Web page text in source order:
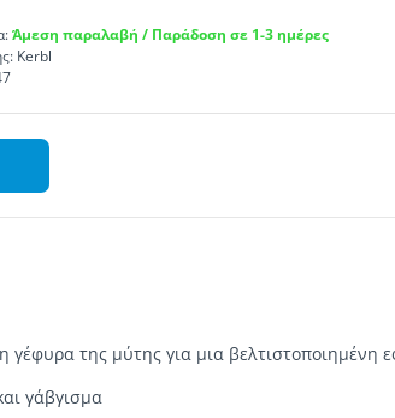
Άμεση παραλαβή / Παράδοση σε 1-3 ημέρες
Kerbl
γέφυρα της μύτης για μια βελτιστοποιημένη
γάβγισμα